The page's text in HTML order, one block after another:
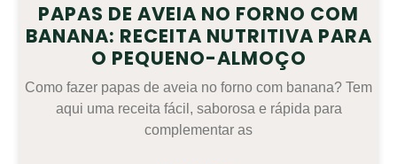
PAPAS DE AVEIA NO FORNO COM
BANANA: RECEITA NUTRITIVA PARA
O PEQUENO-ALMOÇO
Como fazer papas de aveia no forno com banana? Tem
aqui uma receita fácil, saborosa e rápida para
complementar as